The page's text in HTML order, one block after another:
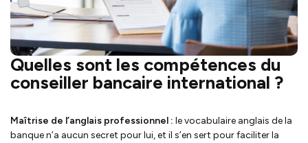
Quelles sont les compétences du
conseiller bancaire international ?
Maîtrise de l’anglais professionnel : le vocabulaire anglais de la
banque n’a aucun secret pour lui, et il s’en sert pour faciliter la